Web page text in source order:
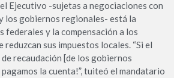
Ejecutivo -sujetas a negociaciones con
los gobiernos regionales- está la
federales y la compensación a los
sus impuestos locales. “Si el
recaudación [de los gobiernos
la cuenta!”, tuiteó el mandatario